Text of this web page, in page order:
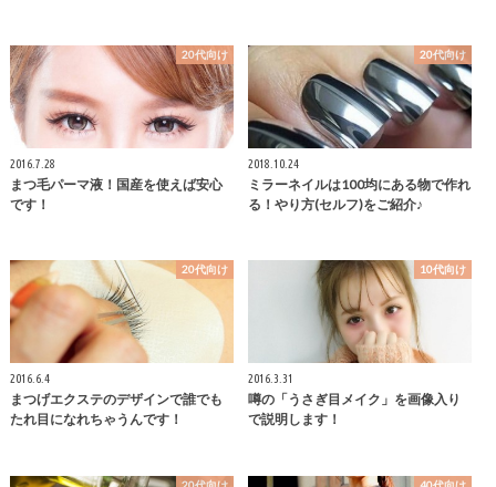
20代向け
2016.7.28
まつ毛パーマ液！国産を使えば安心
です！
20代向け
2018.10.24
ミラーネイルは100均にある物で作れ
る！やり方(セルフ)をご紹介♪
20代向け
2016.6.4
まつげエクステのデザインで誰でも
たれ目になれちゃうんです！
10代向け
2016.3.31
噂の「うさぎ目メイク」を画像入り
で説明します！